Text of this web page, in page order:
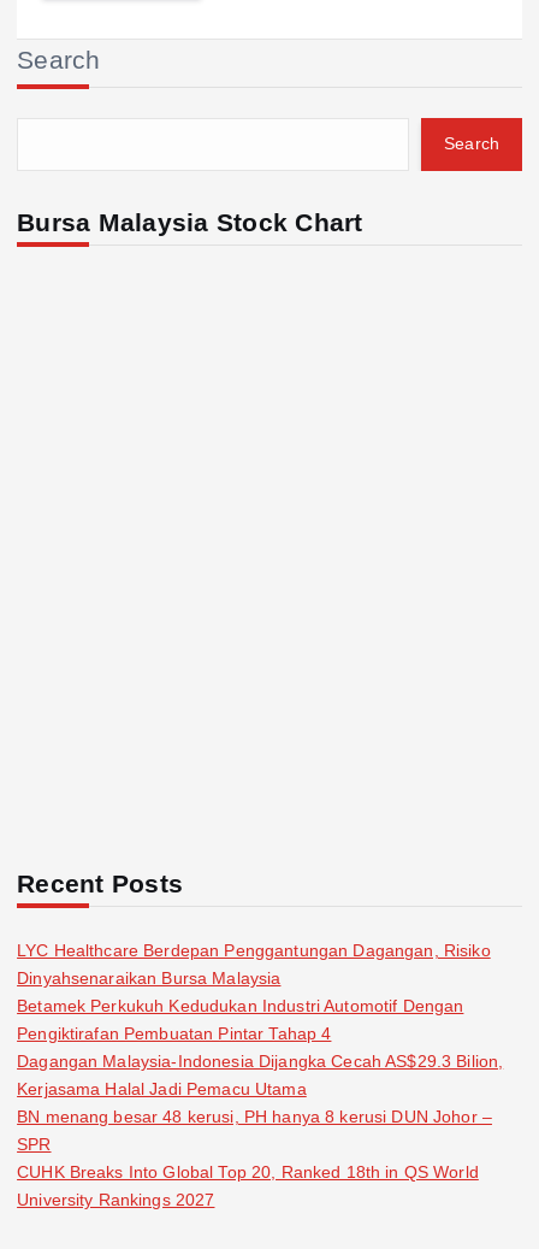
Search
Search
Bursa Malaysia Stock Chart
Recent Posts
LYC Healthcare Berdepan Penggantungan Dagangan, Risiko
Dinyahsenaraikan Bursa Malaysia
Betamek Perkukuh Kedudukan Industri Automotif Dengan
Pengiktirafan Pembuatan Pintar Tahap 4
Dagangan Malaysia-Indonesia Dijangka Cecah AS$29.3 Bilion,
Kerjasama Halal Jadi Pemacu Utama
BN menang besar 48 kerusi, PH hanya 8 kerusi DUN Johor –
SPR
CUHK Breaks Into Global Top 20, Ranked 18th in QS World
University Rankings 2027